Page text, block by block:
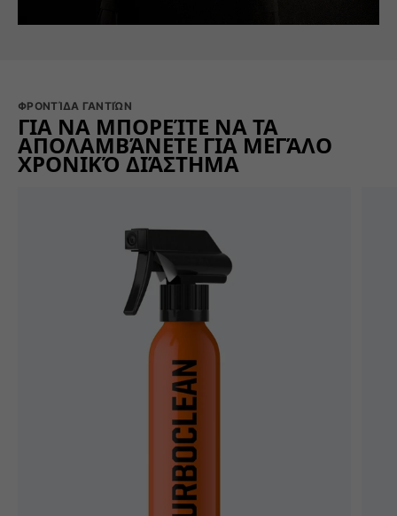
ΦΡΟΝΤΊΔΑ ΓΑΝΤΙΏΝ
ΓΙΑ ΝΑ ΜΠΟΡΕΊΤΕ ΝΑ ΤΑ
ΑΠΟΛΑΜΒΆΝΕΤΕ ΓΙΑ ΜΕΓΆΛΟ
ΧΡΟΝΙΚΌ ΔΙΆΣΤΗΜΑ